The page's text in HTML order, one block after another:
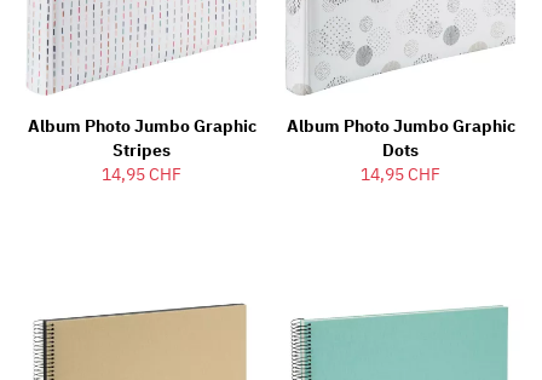
Album Photo Jumbo Graphic
Stripes
14,95 CHF
Album Photo Jumbo Graphic
Dots
14,95 CHF